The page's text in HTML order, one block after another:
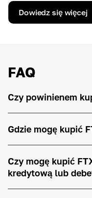
Dowiedz się więcej
FAQ
Czy powinienem
Gdzie mogę kupić
Czy mogę kupić
kredytową lub